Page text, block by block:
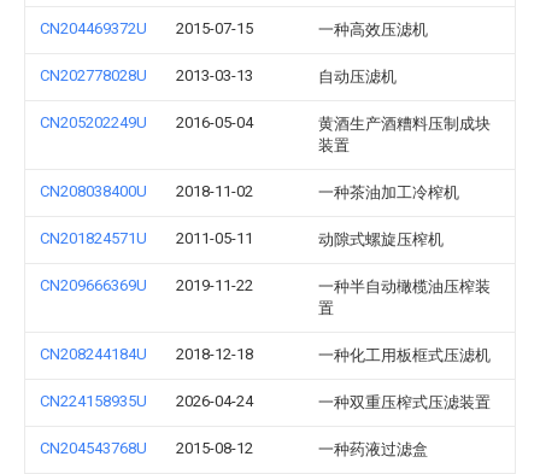
CN204469372U 2015-07-15 一种高效压滤机
CN202778028U 2013-03-13 自动压滤机
CN205202249U 2016-05-04
黄酒生产酒糟料压制成块
装置
CN208038400U 2018-11-02 一种茶油加工冷榨机
CN201824571U 2011-05-11 动隙式螺旋压榨机
CN209666369U 2019-11-22
一种半自动橄榄油压榨装
置
CN208244184U 2018-12-18 一种化工用板框式压滤机
CN224158935U 2026-04-24 一种双重压榨式压滤装置
CN204543768U 2015-08-12 一种药液过滤盒